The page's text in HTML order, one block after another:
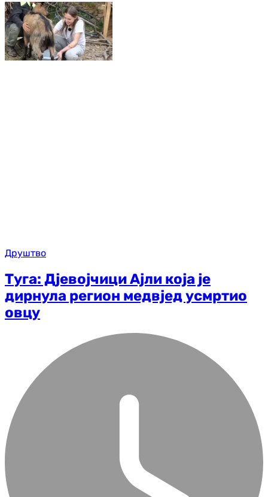
Друштво
Туга: Дјевојчици Ајли која је
дирнула регион медвјед усмртио
овцу